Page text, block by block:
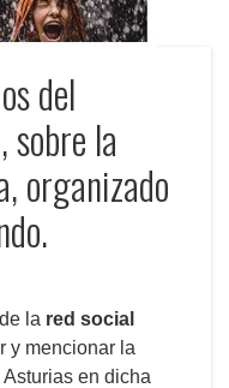
del
la
organizado
la red social
y mencionar la
en dicha